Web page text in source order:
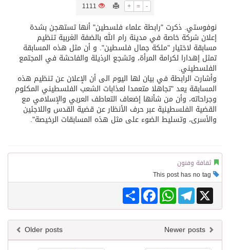
ثلة من الضابطات في الجييش الكويتي
كسوة الكعبة تعتلي البيت العتيق
+ = -
1111
نوفوستي. ذكرت "رابطة علماء فلسطين" أنها تستهجن بشدة
إعلان شركة خاصة في مدينة رام الله بالضفة الغربية تنظيم
مسابقة لاختيار "ملكة جمال فلسطين". و أن مثل هذه المسابقة
تمثل إهدارا لكرامة المرأة، وتشجع الرذيلة والفاحشة في المجتمع
الفلسطيني.
وأشارت الرابطة في بيان لها اليوم الى أن الإعلان عن تنظيم هذه
المسابقة يعد "تجاهلا متعمدا لعذابات الشعب الفلسطيني المكلوم
وجراحاته، وأن من شأنها إضعاف التعاطف العربي والإسلامي مع
القضية الفلسطينية عبر حرف الأنظار عن قضية القدس واللاجئين
والأسرى، وتسليط الضوء على مثل هذه المسابقات الرخيصة".
ثقافة وفنون
Share
FacebookWhatsAppTelegram X
Older posts